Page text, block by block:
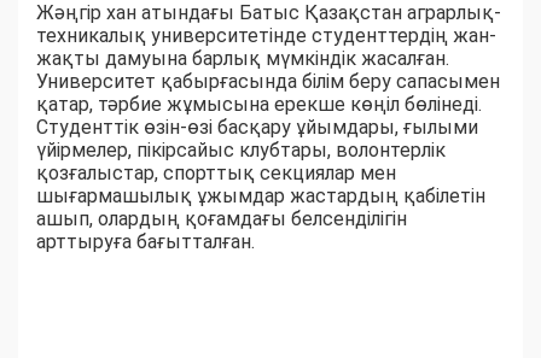
Жәңгір хан атындағы Батыс Қазақстан аграрлық-
техникалық университетінде студенттердің жан-
жақты дамуына барлық мүмкіндік жасалған.
Университет қабырғасында білім беру сапасымен
қатар, тәрбие жұмысына ерекше көңіл бөлінеді.
Студенттік өзін-өзі басқару ұйымдары, ғылыми
үйірмелер, пікірсайыс клубтары, волонтерлік
қозғалыстар, спорттық секциялар мен
шығармашылық ұжымдар жастардың қабілетін
ашып, олардың қоғамдағы белсенділігін
арттыруға бағытталған.